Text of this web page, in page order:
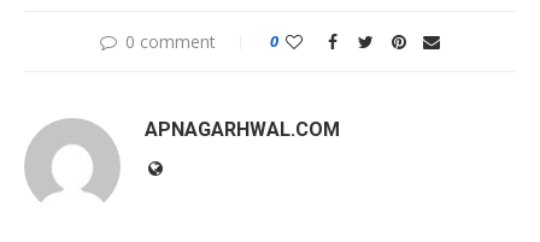
0 comment 0
APNAGARHWAL.COM